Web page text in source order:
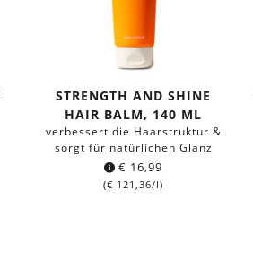
STRENGTH AND SHINE
HAIR BALM, 140 ML
verbessert die Haarstruktur &
sorgt für natürlichen Glanz
€ 16,99
(€ 121,36/l)